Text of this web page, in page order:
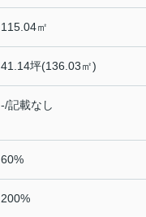
115.04㎡
41.14坪(136.03㎡)
-/記載なし
60%
200%